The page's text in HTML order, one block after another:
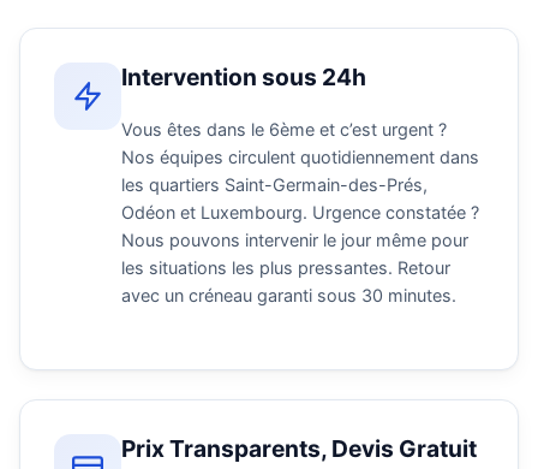
Intervention sous 24h
Vous êtes dans le 6ème et c’est urgent ?
Nos équipes circulent quotidiennement dans
les quartiers Saint-Germain-des-Prés,
Odéon et Luxembourg. Urgence constatée ?
Nous pouvons intervenir le jour même pour
les situations les plus pressantes. Retour
avec un créneau garanti sous 30 minutes.
Prix Transparents, Devis Gratuit